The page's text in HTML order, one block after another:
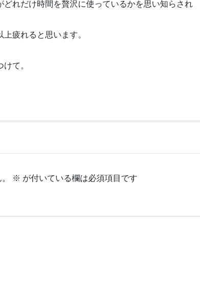
れだけ時間を贅沢に使っているかを思い知らされ
疲れると思います。
て。
※ が付いている欄は必須項目です